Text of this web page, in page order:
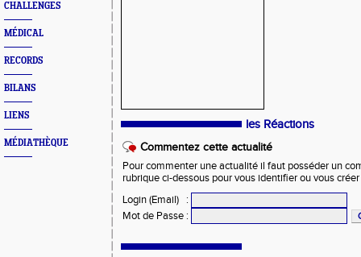
CHALLENGES
MÉDICAL
RECORDS
BILANS
LIENS
MÉDIATHÈQUE
les Réactions
Commentez cette actualité
Pour commenter une actualité il faut posséder un
rubrique ci-dessous pour vous identifier ou vous
Login (Email)
:
Mot de Passe :